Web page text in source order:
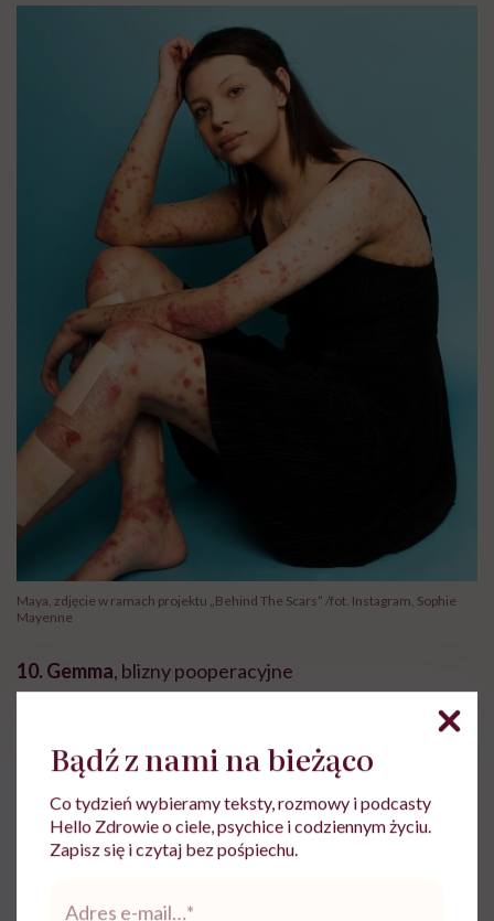
Maya, zdjęcie w ramach projektu „Behind The Scars” /fot. Instagram, Sophie
Mayenne
10. Gemma, blizny pooperacyjne
Bądź z nami na bieżąco
Co tydzień wybieramy teksty, rozmowy i podcasty
Hello Zdrowie o ciele, psychice i codziennym życiu.
Zapisz się i czytaj bez pośpiechu.